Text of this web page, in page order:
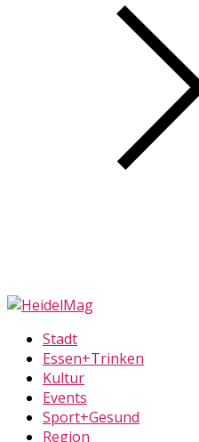
Stadt
Essen+Trinken
Kultur
Events
Sport+Gesund
Region